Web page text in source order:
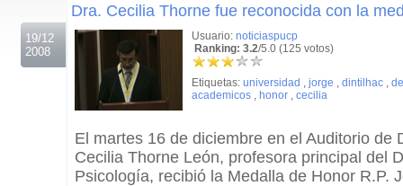
19/12
2008
Dra. Cecilia Thorne fue reconocida con la
Usuario: noticiaspucp
Ranking: 3.2/5.0 (125 votos)
Etiquetas: universidad , jorge , dintilhac ,
academicos , honor , cecilia
El martes 16 de diciembre en el Auditorio de
Cecilia Thorne León, profesora principal del
Psicología, recibió la Medalla de Honor R.P.